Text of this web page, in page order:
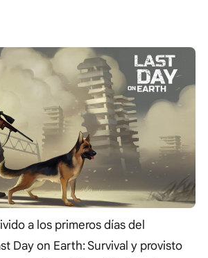
a los primeros días del
Day on Earth: Survival y provisto